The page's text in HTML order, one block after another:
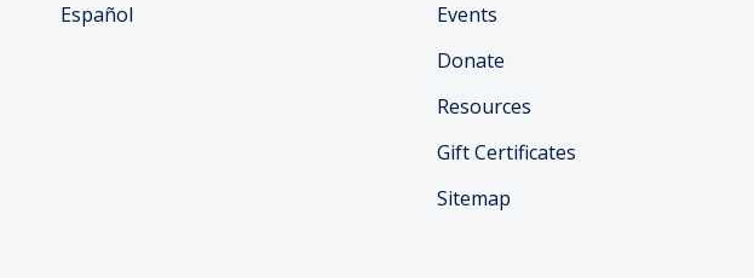
Español
Events
Donate
Resources
Gift Certificates
Sitemap